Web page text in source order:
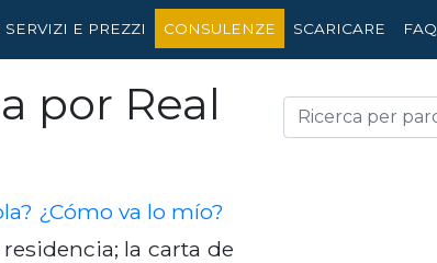
E PREZZI CONSULENZE SCARICARE FAQ
por Real
¿Cómo va lo mío?
la carta de